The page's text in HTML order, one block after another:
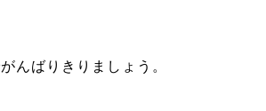
んばりきりましょう。